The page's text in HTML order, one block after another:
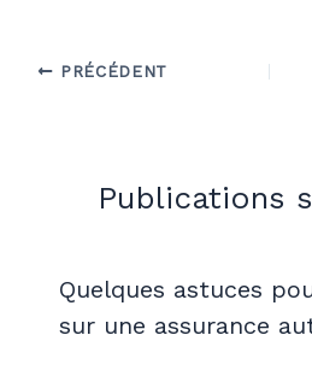
PRÉCÉDENT
Publications
Quelques astuces
sur une assurance